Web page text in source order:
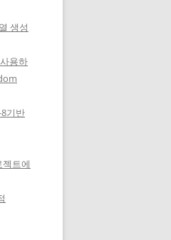
생성
용하
기반
젝트에